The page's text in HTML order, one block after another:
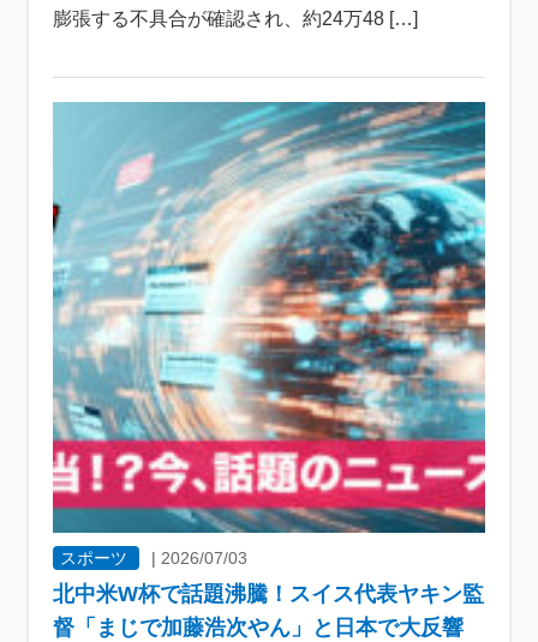
膨張する不具合が確認され、約24万48 […]
スポーツ | 2026/07/03
北中米W杯で話題沸騰！スイス代表ヤキン監
督「まじで加藤浩次やん」と日本で大反響